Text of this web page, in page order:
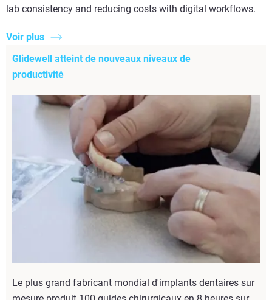
lab consistency and reducing costs with digital workflows.
Voir plus
Glidewell atteint de nouveaux niveaux de
productivité​
Le plus grand fabricant mondial d'implants dentaires sur